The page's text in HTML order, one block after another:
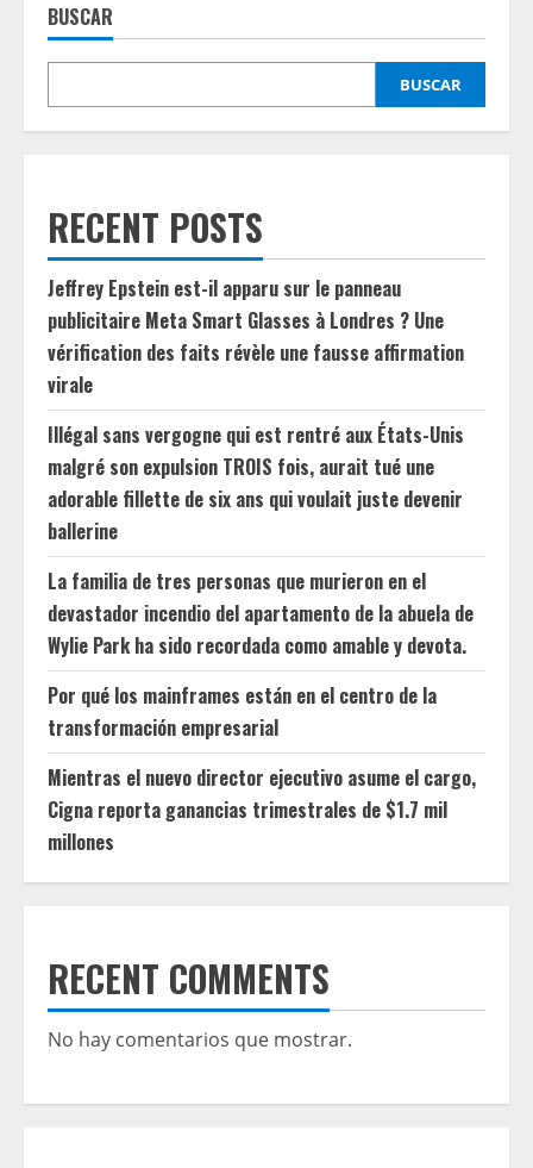
BUSCAR
BUSCAR
RECENT POSTS
Jeffrey Epstein est-il apparu sur le panneau
publicitaire Meta Smart Glasses à Londres ? Une
vérification des faits révèle une fausse affirmation
virale
Illégal sans vergogne qui est rentré aux États-Unis
malgré son expulsion TROIS fois, aurait tué une
adorable fillette de six ans qui voulait juste devenir
ballerine
La familia de tres personas que murieron en el
devastador incendio del apartamento de la abuela de
Wylie Park ha sido recordada como amable y devota.
Por qué los mainframes están en el centro de la
transformación empresarial
Mientras el nuevo director ejecutivo asume el cargo,
Cigna reporta ganancias trimestrales de $1.7 mil
millones
RECENT COMMENTS
No hay comentarios que mostrar.